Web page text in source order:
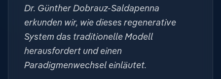
Dr. Günther Dobrauz-Saldapenna
erkunden wir, wie dieses regenerative
System das traditionelle Modell
herausfordert und einen
Paradigmenwechsel einläutet.